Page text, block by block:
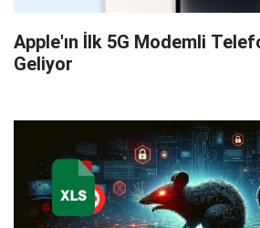
Apple'ın İlk 5G Modemli
Geliyor